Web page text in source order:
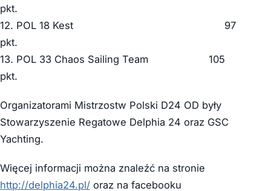
pkt.
12. POL 18 Kest 97
pkt.
13. POL 33 Chaos Sailing Team 105
pkt.
Organizatorami Mistrzostw Polski D24 OD były
Stowarzyszenie Regatowe Delphia 24 oraz GSC
Yachting.
Więcej informacji można znaleźć na stronie
http://delphia24.pl/ oraz na facebooku